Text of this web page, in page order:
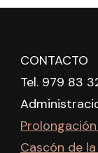
CONTACTO
Tel. 979 83
Cascón de